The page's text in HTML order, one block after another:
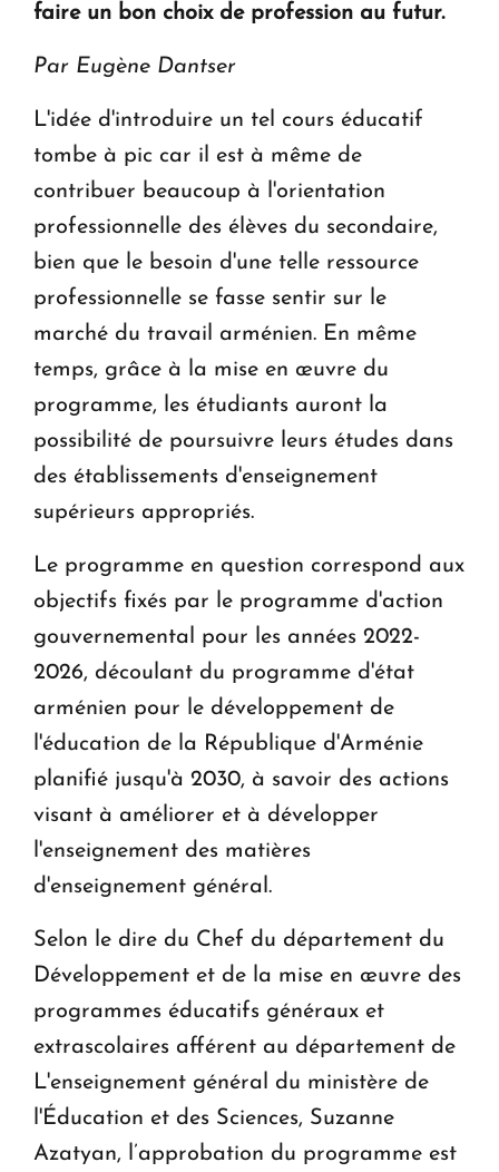
faire un bon choix de profession au futur.
Par Eugène Dantser
L'idée d'introduire un tel cours éducatif
tombe à pic car il est à même de
contribuer beaucoup à l'orientation
professionnelle des élèves du secondaire,
bien que le besoin d'une telle ressource
professionnelle se fasse sentir sur le
marché du travail arménien. En même
temps, grâce à la mise en œuvre du
programme, les étudiants auront la
possibilité de poursuivre leurs études dans
des établissements d'enseignement
supérieurs appropriés.
Le programme en question correspond aux
objectifs fixés par le programme d'action
gouvernemental pour les années 2022-
2026, découlant du programme d'état
arménien pour le développement de
l'éducation de la République d'Arménie
planifié jusqu'à 2030, à savoir des actions
visant à améliorer et à développer
l'enseignement des matières
d'enseignement général.
Selon le dire du Chef du département du
Développement et de la mise en œuvre des
programmes éducatifs généraux et
extrascolaires afférent au département de
L'enseignement général du ministère de
l'Éducation et des Sciences, Suzanne
Azatyan, l’approbation du programme est